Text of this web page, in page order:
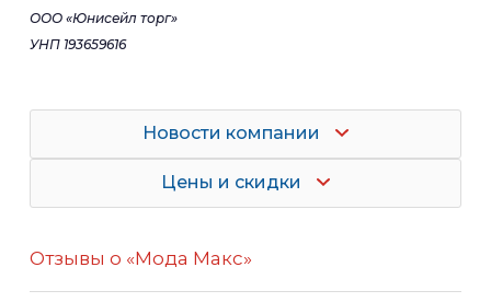
ООО «Юнисейл торг»
УНП 193659616
Новости компании
Цены и скидки
Отзывы о «Мода Макс»